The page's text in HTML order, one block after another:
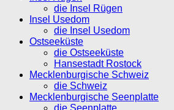
die Insel Rügen
Insel Usedom
die Insel Usedom
Ostseeküste
die Ostseeküste
Hansestadt Rostock
Mecklenburgische Schweiz
die Schweiz
Mecklenburgische Seenplatte
die Seenplatte